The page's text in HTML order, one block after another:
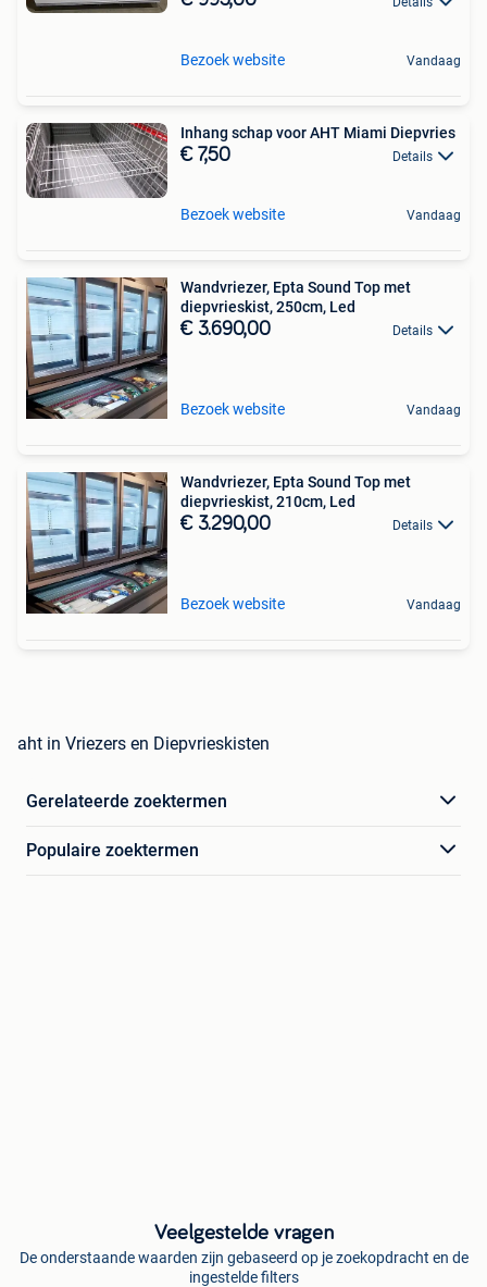
Bezoek website Vandaag
Inhang schap voor AHT Miami Diepvries
€ 7,50 Details
Bezoek website Vandaag
Wandvriezer, Epta Sound Top met
diepvrieskist, 250cm, Led
€ 3.690,00 Details
Bezoek website Vandaag
Wandvriezer, Epta Sound Top met
diepvrieskist, 210cm, Led
€ 3.290,00 Details
Bezoek website Vandaag
aht in Vriezers en Diepvrieskisten
Gerelateerde zoektermen
Populaire zoektermen
Veelgestelde vragen
De onderstaande waarden zijn gebaseerd op je zoekopdracht en de
ingestelde filters